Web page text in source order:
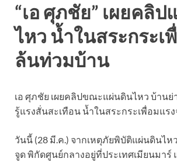
“เอ ศุภชัย” เผยคลิ
ไหว น้ำในสระกระเ
ล้นท่วมบ้าน
เอ ศุภชัย เผยคลิปขณะแผ่นดินไหว บ้านย่
รู้แรงสั่นสะเทือน น้ำในสระกระเพื่อมแร
วันนี้ (28 มี.ค.) จากเหตุภัยพิบัติแผ่นดินไห
จูด พิกัดศูนย์กลางอยู่ที่ประเทศเมียนมาร์